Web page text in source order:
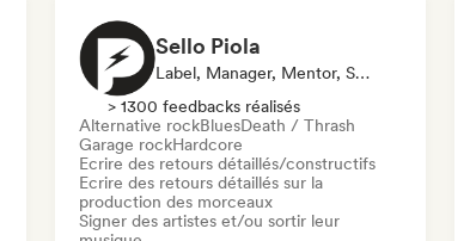
Sello Piola
Label, Manager, Mentor, Spécialiste Son
> 1300 feedbacks réalisés
Alternative rockBluesDeath / Thrash
Garage rockHardcore
Ecrire des retours détaillés/constructifs
Ecrire des retours détaillés sur la
production des morceaux
Signer des artistes et/ou sortir leur